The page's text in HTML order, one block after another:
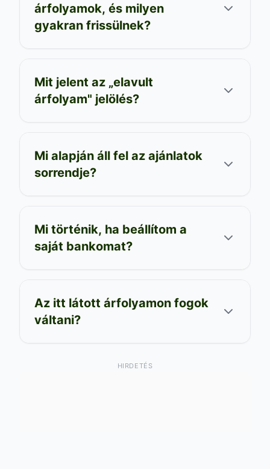
árfolyamok, és milyen
gyakran frissülnek?
Mit jelent az „elavult
árfolyam" jelölés?
Mi alapján áll fel az ajánlatok
sorrendje?
Mi történik, ha beállítom a
saját bankomat?
Az itt látott árfolyamon fogok
váltani?
HIRDETÉS